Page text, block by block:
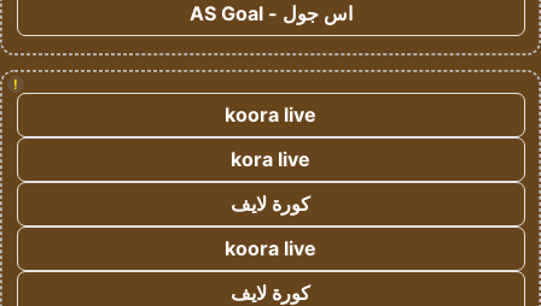
اس جول - AS Goal
!
koora live
kora live
كورة لايف
koora live
كورة لايف